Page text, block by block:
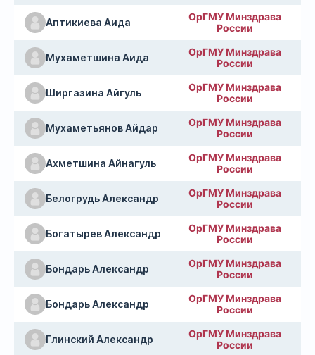
Аптикиева Аида
ОрГМУ Минздрава
России
Мухаметшина Аида
ОрГМУ Минздрава
России
Ширгазина Айгуль
ОрГМУ Минздрава
России
Мухаметьянов Айдар
ОрГМУ Минздрава
России
Ахметшина Айнагуль
ОрГМУ Минздрава
России
Белогрудь Александр
ОрГМУ Минздрава
России
Богатырев Александр
ОрГМУ Минздрава
России
Бондарь Александр
ОрГМУ Минздрава
России
Бондарь Александр
ОрГМУ Минздрава
России
Глинский Александр
ОрГМУ Минздрава
России